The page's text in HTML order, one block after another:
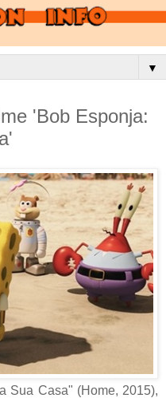
▼
'Bob Esponja:
Sua Casa" (Home, 2015),